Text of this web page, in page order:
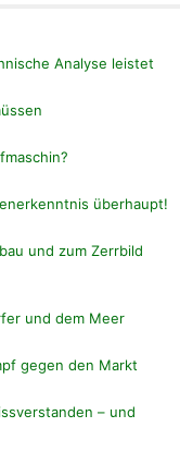
Analyse leistet
überhaupt!
und zum Zerrbild
und dem Meer
gegen den Markt
– und